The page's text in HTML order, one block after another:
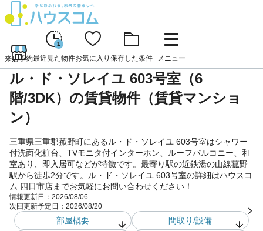
来店予約
1
最近見た物件お気に入り 保存した条件 メニュー
ル・ド・ソレイユ 603号室（6
階/3DK）の賃貸物件（賃貸マンショ
ン）
三重県三重郡菰野町にあるル・ド・ソレイユ 603号室はシャワー
付洗面化粧台、TVモニタ付インターホン、ルーフバルコニー、和
室あり、即入居可などが特徴です。最寄り駅の近鉄湯の山線菰野
駅から徒歩2分です。ル・ド・ソレイユ 603号室の詳細はハウスコ
ム 四日市店までお気軽にお問い合わせください！
情報更新日： 2026/08/06
次回更新予定日： 2026/08/20
部屋概要
間取り/設備